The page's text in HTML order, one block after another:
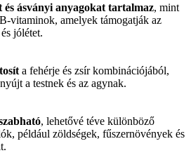
ásványi anyagokat tartalmaz, mint
vitaminok, amelyek támogatják az
jólétet.
a fehérje és zsír kombinációjából,
a testnek és az agynak.
, lehetővé téve különböző
például zöldségek, fűszernövények és